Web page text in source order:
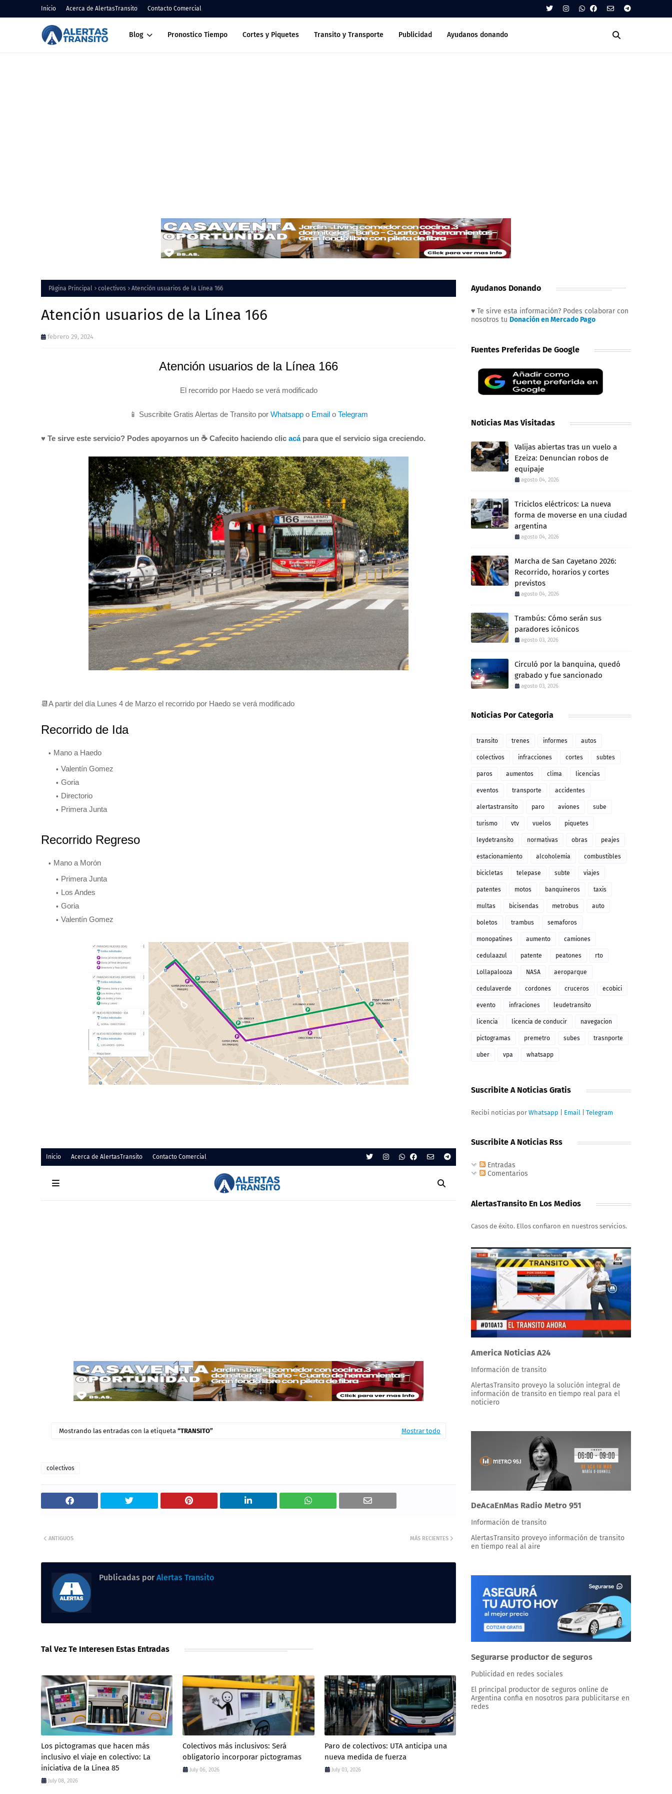
Inicio Acerca de AlertasTransito Contacto Comercial
Blog Pronostico Tiempo Cortes y Piquetes Transito y Transporte Publicidad Ayudanos donando
Página Principal colectivos Atención usuarios de la Línea 166
Atención usuarios de la Línea 166
febrero 29, 2024
Atención usuarios de la Línea 166
El recorrido por Haedo se verá modificado
📱 Suscribite Gratis Alertas de Transito por Whatsappo Emailo Telegram
♥ Te sirve este servicio? Podes apoyarnos un ☕ Cafecito haciendo clic acápara que el servicio siga creciendo.
📆A partir del día Lunes 4 de Marzo el recorrido por Haedo se verá modificado
Recorrido de Ida
Mano a Haedo
Valentín Gomez
Goria
Directorio
Primera Junta
Recorrido Regreso
Mano a Morón
Primera Junta
Los Andes
Goria
Valentín Gomez
colectivos
MÁS RECIENTES
ANTIGUOS
Publicadas por Alertas Transito
Tal Vez Te Interesen Estas Entradas
Los pictogramas que hacen más
inclusivo el viaje en colectivo: La
iniciativa de la Línea 85
July 08, 2026
Colectivos más inclusivos: Será
obligatorio incorporar pictogramas
July 06, 2026
Paro de colectivos: UTA anticipa una
nueva medida de fuerza
July 03, 2026
Ayudanos Donando
♥ Te sirve esta información? Podes colaborar con
nosotros tu Donación en Mercado Pago
Fuentes Preferidas De Google
Noticias Mas Visitadas
Valijas abiertas tras un vuelo a
Ezeiza: Denuncian robos de
equipaje
agosto 04, 2026
Triciclos eléctricos: La nueva
forma de moverse en una ciudad
argentina
agosto 04, 2026
Marcha de San Cayetano 2026:
Recorrido, horarios y cortes
previstos
agosto 04, 2026
Trambús: Cómo serán sus
paradores icónicos
agosto 03, 2026
Circuló por la banquina, quedó
grabado y fue sancionado
agosto 03, 2026
Noticias Por Categoria
transito trenes informes autos
colectivos infracciones cortes subtes
paros aumentos clima licencias
eventos transporte accidentes
alertastransito paro aviones sube
turismo vtv vuelos piquetes
leydetransito normativas obras peajes
estacionamiento alcoholemia combustibles
bicicletas telepase subte viajes
patentes motos banquineros taxis
multas bicisendas metrobus auto
boletos trambus semaforos
monopatines aumento camiones
cedulaazul patente peatones rto
Lollapalooza NASA aeroparque
cedulaverde cordones cruceros ecobici
evento infraciones leudetransito
licencia licencia de conducir navegacion
pictogramas premetro subes trasnporte
uber vpa whatsapp
Suscribite A Noticias Gratis
Recibi noticias por Whatsapp Email Telegram
Suscribite A Noticias Rss
Entradas
Comentarios
AlertasTransito En Los Medios
Casos de éxito. Ellos confiaron en nuestros servicios.
America Noticias A24
Información de transito
AlertasTransito proveyo la solución integral de
información de transito en tiempo real para el
noticiero
DeAcaEnMas Radio Metro 951
Información de transito
AlertasTransito proveyo información de transito
en tiempo real al aire
Segurarse productor de seguros
Publicidad en redes sociales
El principal productor de seguros online de
Argentina confia en nosotros para publicitarse en
redes